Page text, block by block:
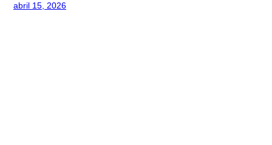
abril 15, 2026